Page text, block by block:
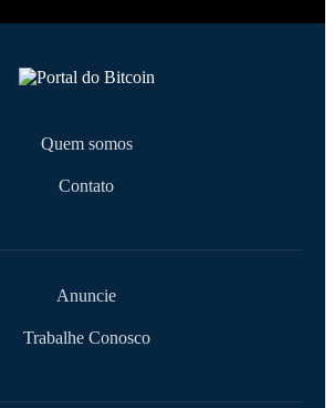
Quem somos
Contato
Anuncie
Trabalhe Conosco